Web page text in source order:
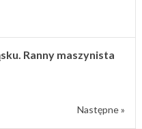
Ranny maszynista
Następne »